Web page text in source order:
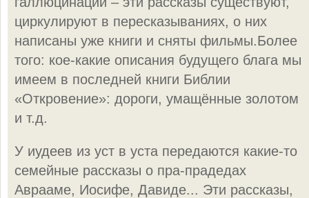
циркулируют в пересказываниях, о них
написаны уже книги и сняты фильмы.Более
того: кое-какие описания будущего блага мы
имеем в последней книги Библии
«Откровение»: дороги, умащённые золотом
и т.д.
У иудеев из уст в уста передаются какие-то
семейные рассказы о пра-прадедах
Аврааме, Иосифе, Давиде... Эти рассказы,